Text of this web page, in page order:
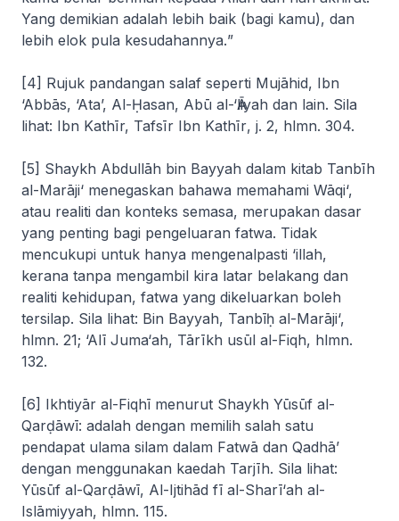
Yang demikian adalah lebih baik (bagi kamu), dan
lebih elok pula kesudahannya.”
[4] Rujuk pandangan salaf seperti Mujāhid, Ibn
‘Abbās, ‘Ata’, Al-Ḥasan, Abū al-‘Ᾱliyah dan lain. Sila
lihat: Ibn Kathīr, Tafsīr Ibn Kathīr, j. 2, hlmn. 304.
[5] Shaykh Abdullāh bin Bayyah dalam kitab Tanbīh
al-Marāji‘ menegaskan bahawa memahami Wāqi‘,
atau realiti dan konteks semasa, merupakan dasar
yang penting bagi pengeluaran fatwa. Tidak
mencukupi untuk hanya mengenalpasti ‘illah,
kerana tanpa mengambil kira latar belakang dan
realiti kehidupan, fatwa yang dikeluarkan boleh
tersilap. Sila lihat: Bin Bayyah, Tanbīḥ al-Marāji‘,
hlmn. 21; ‘Alī Juma‘ah, Tārīkh usūl al-Fiqh, hlmn.
132.
[6] Ikhtiyār al-Fiqhī menurut Shaykh Yūsūf al-
Qarḍāwī: adalah dengan memilih salah satu
pendapat ulama silam dalam Fatwā dan Qadhā’
dengan menggunakan kaedah Tarjīh. Sila lihat:
Yūsūf al-Qarḍāwī, Al-Ijtihād fī al-Sharī‘ah al-
Islāmiyyah, hlmn. 115.